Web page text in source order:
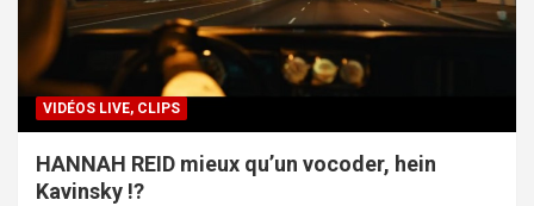
VIDÉOS LIVE, CLIPS
HANNAH REID mieux qu’un vocoder, hein
Kavinsky !?